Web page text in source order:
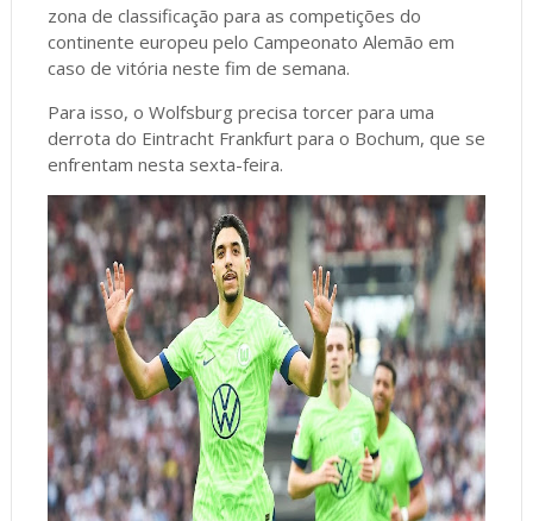
zona de classificação para as competições do
continente europeu pelo Campeonato Alemão em
caso de vitória neste fim de semana.
Para isso, o Wolfsburg precisa torcer para uma
derrota do Eintracht Frankfurt para o Bochum, que se
enfrentam nesta sexta-feira.